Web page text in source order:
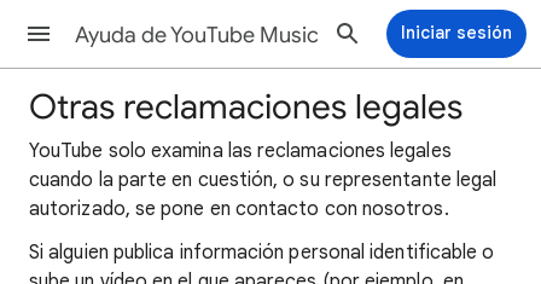
Ayuda de YouTube Music Iniciar sesión
Otras reclamaciones legales
YouTube solo examina las reclamaciones legales
cuando la parte en cuestión, o su representante legal
autorizado, se pone en contacto con nosotros.
Si alguien publica información personal identificable o